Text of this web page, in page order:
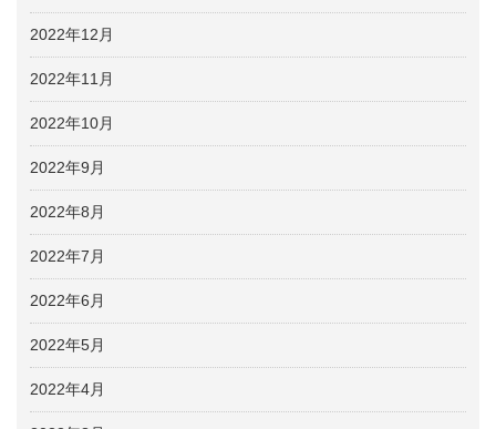
2022年12月
2022年11月
2022年10月
2022年9月
2022年8月
2022年7月
2022年6月
2022年5月
2022年4月